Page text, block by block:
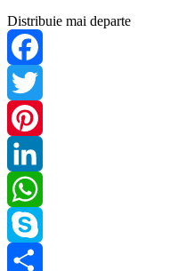
Distribuie mai departe
Facebook
Twitter
Pinterest
LinkedIn
WhatsApp
Skype